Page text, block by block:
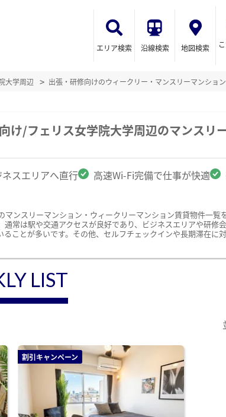
エリア検索 沿線検索 地図検索
大学周辺 出張・研修向けのウィークリー・マンスリーマンショ
け/フェリス女学院大学周辺のマンスリ
スエリアへ直行 高速Wi-Fi完備で仕事が快適
マンスリーマンション・ウィークリーマンション賃貸物件一
常は駅や交通アクセスが良好であり、ビジネスエリアや研
ことが多いです。その他、セルフチェックインや長期滞在
LIST
割引キャンペーン